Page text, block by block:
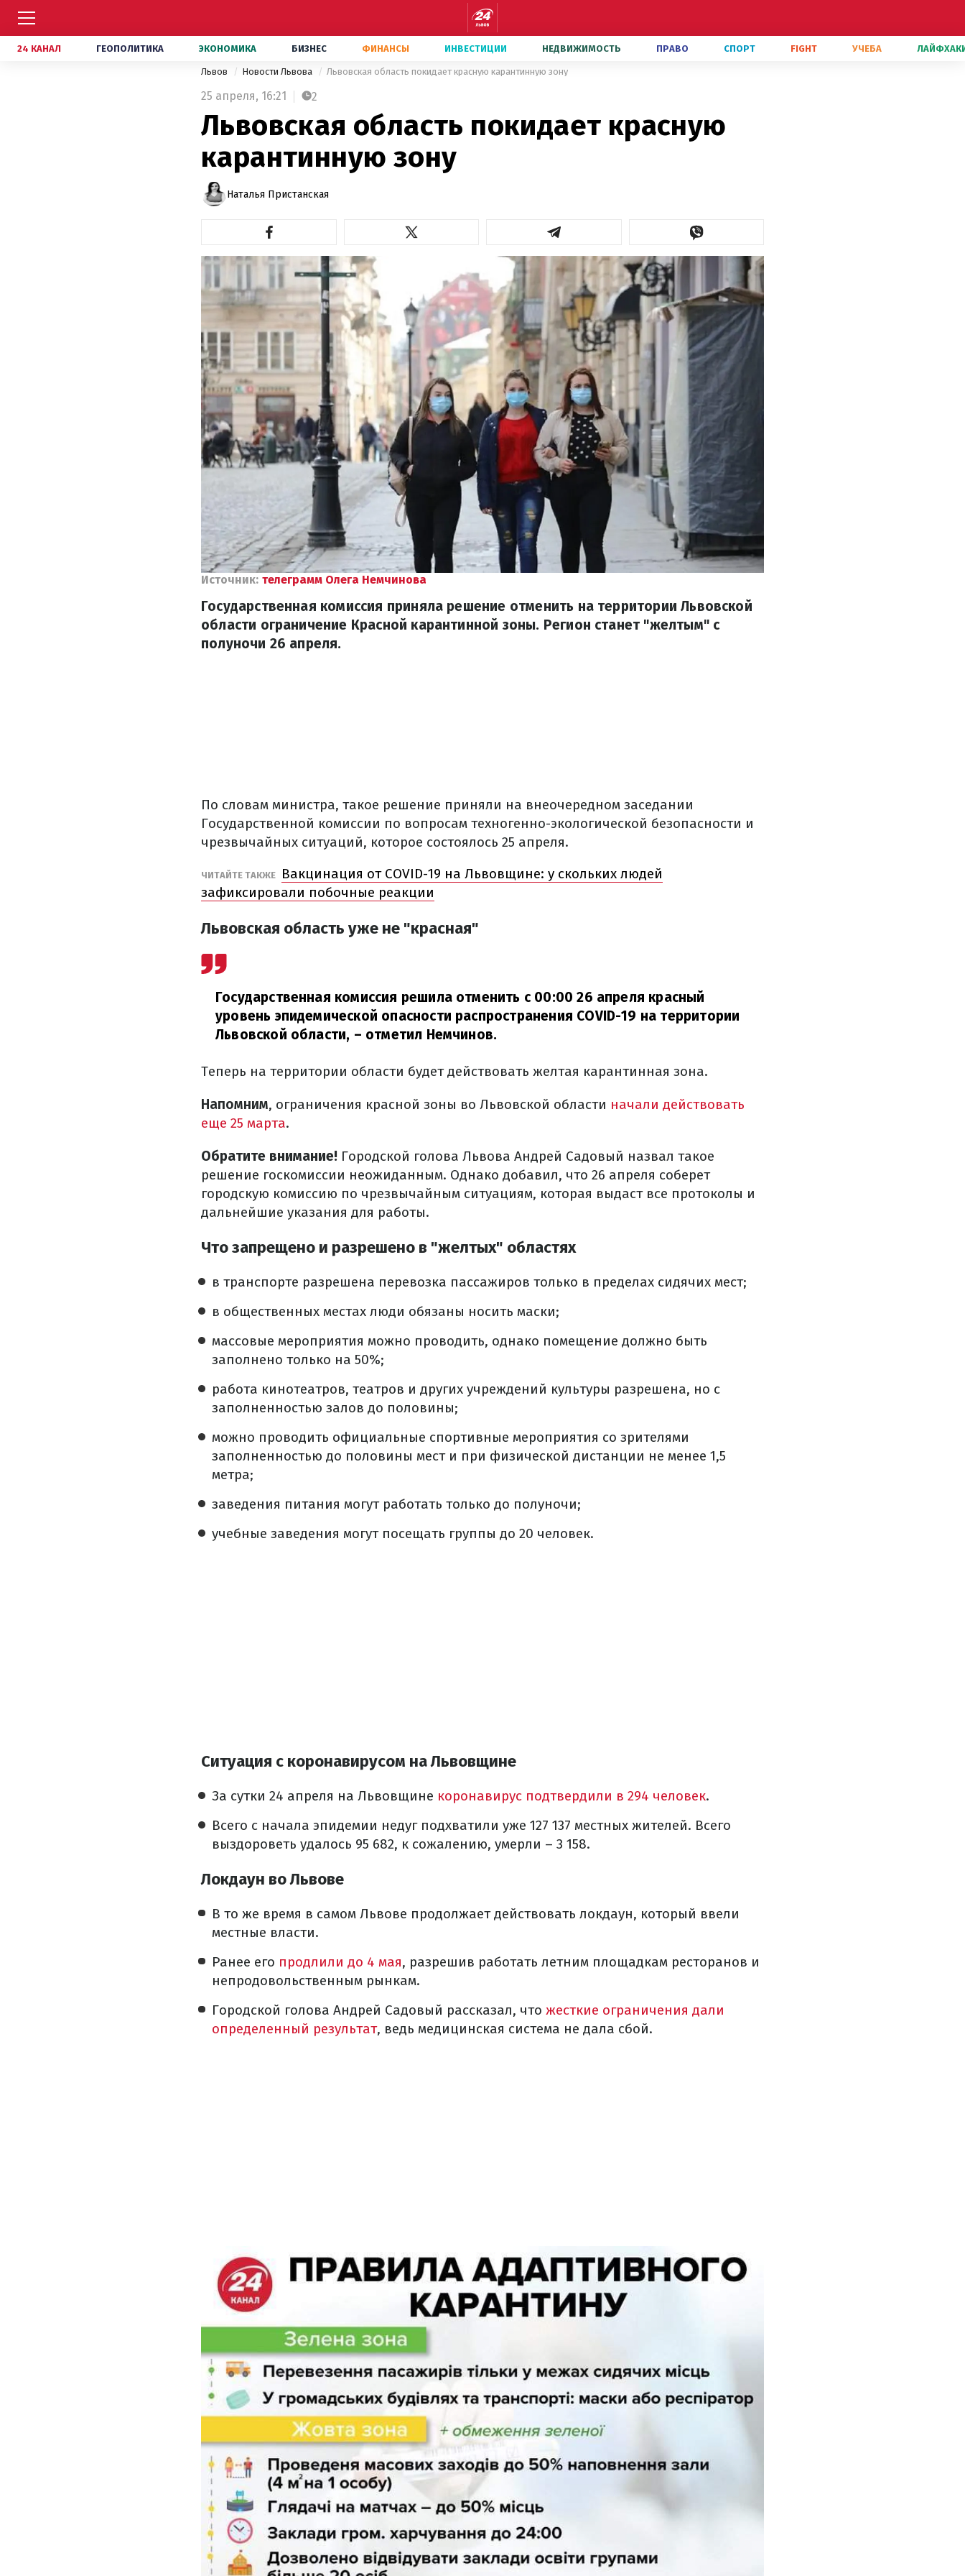
24 КАНАЛ ГЕОПОЛИТИКА ЭКОНОМИКА БИЗНЕС ФИНАНСЫ ИНВЕСТИЦИИ НЕДВИЖИМОСТЬ ПРАВО СПОРТ FIGHT УЧЕБА
Львов Новости Львова Львовская область покидает красную карантинную зону
25 апреля, 16:21 2
Львовская область покидает красную
карантинную зону
Наталья Пристанская
Источник: телеграмм Олега Немчинова
Государственная комиссия приняла решение отменить на территории Львовской
области ограничение Красной карантинной зоны. Регион станет "желтым" с
полуночи 26 апреля.
По словам министра, такое решение приняли на внеочередном заседании
Государственной комиссии по вопросам техногенно-экологической безопасности и
чрезвычайных ситуаций, которое состоялось 25 апреля.
ЧИТАЙТЕ ТАКЖЕ
Вакцинация от COVID-19 на Львовщине: у скольких людей
зафиксировали побочные реакции
Львовская область уже не "красная"
Государственная комиссия решила отменить с 00:00 26 апреля красный
уровень эпидемической опасности распространения COVID-19 на территории
Львовской области, – отметил Немчинов.
Теперь на территории области будет действовать желтая карантинная зона.
Напомним, ограничения красной зоны во Львовской области начали действовать
еще 25 марта.
Обратите внимание! Городской голова Львова Андрей Садовый назвал такое
решение госкомиссии неожиданным. Однако добавил, что 26 апреля соберет
городскую комиссию по чрезвычайным ситуациям, которая выдаст все протоколы и
дальнейшие указания для работы.
Что запрещено и разрешено в "желтых" областях
в транспорте разрешена перевозка пассажиров только в пределах сидячих мест;
в общественных местах люди обязаны носить маски;
массовые мероприятия можно проводить, однако помещение должно быть
заполнено только на 50%;
работа кинотеатров, театров и других учреждений культуры разрешена, но с
заполненностью залов до половины;
можно проводить официальные спортивные мероприятия со зрителями
заполненностью до половины мест и при физической дистанции не менее 1,5
метра;
заведения питания могут работать только до полуночи;
учебные заведения могут посещать группы до 20 человек.
Ситуация с коронавирусом на Львовщине
За сутки 24 апреля на Львовщине коронавирус подтвердили в 294 человек.
Всего с начала эпидемии недуг подхватили уже 127 137 местных жителей. Всего
выздороветь удалось 95 682, к сожалению, умерли – 3 158.
Локдаун во Львове
В то же время в самом Львове продолжает действовать локдаун, который ввели
местные власти.
Ранее его продлили до 4 мая, разрешив работать летним площадкам ресторанов и
непродовольственным рынкам.
Городской голова Андрей Садовый рассказал, что жесткие ограничения дали
определенный результат, ведь медицинская система не дала сбой.